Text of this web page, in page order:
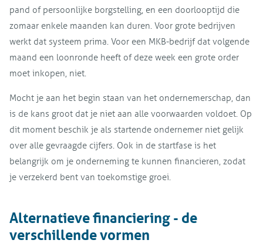
pand of persoonlijke borgstelling, en een doorlooptijd die
zomaar enkele maanden kan duren. Voor grote bedrijven
werkt dat systeem prima. Voor een MKB-bedrijf dat volgende
maand een loonronde heeft of deze week een grote order
moet inkopen, niet.
Mocht je aan het begin staan van het ondernemerschap, dan
is de kans groot dat je niet aan alle voorwaarden voldoet. Op
dit moment beschik je als startende ondernemer niet gelijk
over alle gevraagde cijfers. Ook in de startfase is het
belangrijk om je onderneming te kunnen financieren, zodat
je verzekerd bent van toekomstige groei.
Alternatieve financiering - de
verschillende vormen